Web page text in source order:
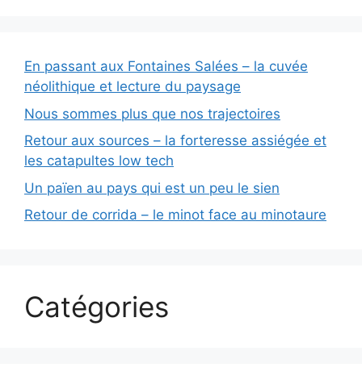
En passant aux Fontaines Salées – la cuvée
néolithique et lecture du paysage
Nous sommes plus que nos trajectoires
Retour aux sources – la forteresse assiégée et
les catapultes low tech
Un païen au pays qui est un peu le sien
Retour de corrida – le minot face au minotaure
Catégories